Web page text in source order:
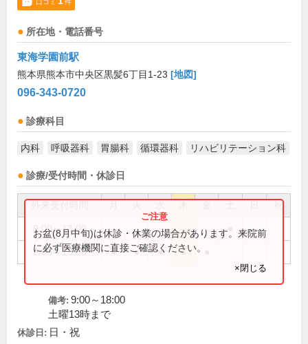
口コミ 件
所在地・電話番号
東海学園前駅
熊本県熊本市中央区黒髪6丁目1-23 [地図]
096-343-0720
診療科目
内科 呼吸器科 胃腸科 循環器科 リハビリテーション科
診療/受付時間・休診日
祝
9:00～13:00
9:00～18:00 ● ● ● ●
お盆(8月中旬)は休診・休業の場合があります。来院前
に必ず医療機関に直接ご確認ください。
×閉じる
備考: 9:00～18:00
土曜13時まで
休診日: 日・祝